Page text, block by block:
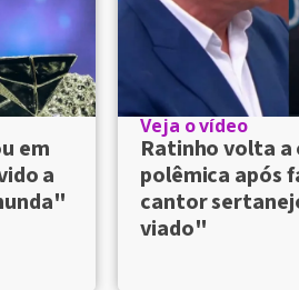
em
a
Veja o vídeo
Ratinho volta a
polêmica após
cantor
viado"